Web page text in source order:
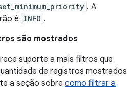
. A
é INFO .
são mostrados
suporte a mais filtros que
de registros mostrados
a seção sobre como filtrar a